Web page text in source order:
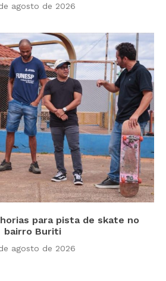
agosto de 2026
para pista de skate no
bairro Buriti
agosto de 2026